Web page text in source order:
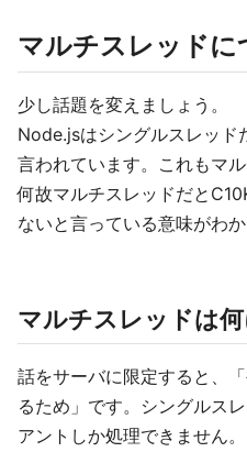
マルチスレッドに
少し話題を変えましょう。
Node.jsはシングルスレッド
言われています。これもマ
何故マルチスレッドだと
ないと言っている意味がわか
マルチスレッドは
話をサーバに限定すると、
るため」です。シングルス
アントしか処理できません